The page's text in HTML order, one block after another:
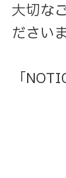
大切な
ださい
「